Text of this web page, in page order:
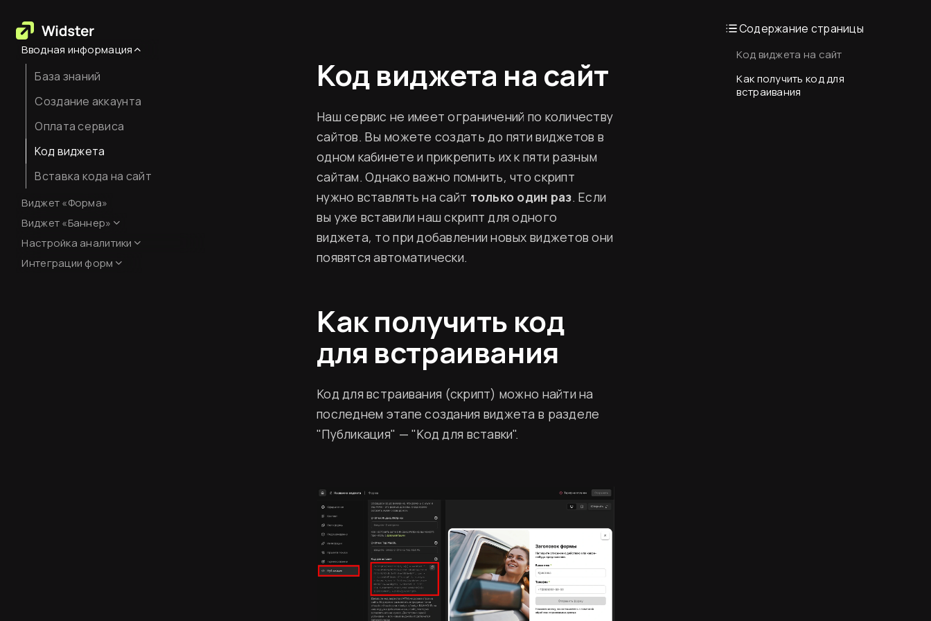
Вводная информация
База знаний
Создание аккаунта
Оплата сервиса
Код виджета
Вставка кода на сайт
Виджет «Форма»
Виджет «Баннер»
Оформление
Настройка аналитики
Настройка Яндекс.Метрики
Интеграции форм
Код виджета на сайт
Наш сервис не имеет ограничений по количеству
сайтов. Вы можете создать до пяти виджетов в
одном кабинете и прикрепить их к пяти разным
сайтам. Однако важно помнить, что скрипт
нужно вставлять на сайт только один раз. Если
вы уже вставили наш скрипт для одного
виджета, то при добавлении новых виджетов они
появятся автоматически.
Как получить код
для встраивания
Код для встраивания (скрипт) можно найти на
последнем этапе создания виджета в разделе
"Публикация" — "Код для вставки".
Содержание страницы
Код виджета на сайт
Как получить код для
встраивания